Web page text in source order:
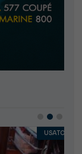
USATO